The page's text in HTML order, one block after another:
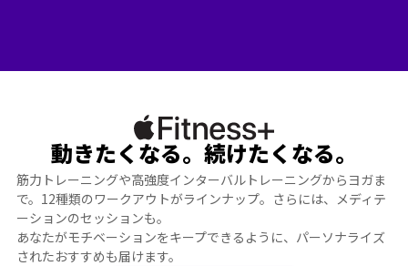
動きたくなる。続けたくなる。
筋力トレーニングや高強度インターバルトレーニングからヨガま
で。12種類のワークアウトがラインナップ。さらには、メディテ
ーションのセッションも。
あなたがモチベーションをキープできるように、パーソナライズ
されたおすすめも届けます。